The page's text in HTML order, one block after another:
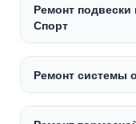
Ремонт
Спорт
Ремонт системы